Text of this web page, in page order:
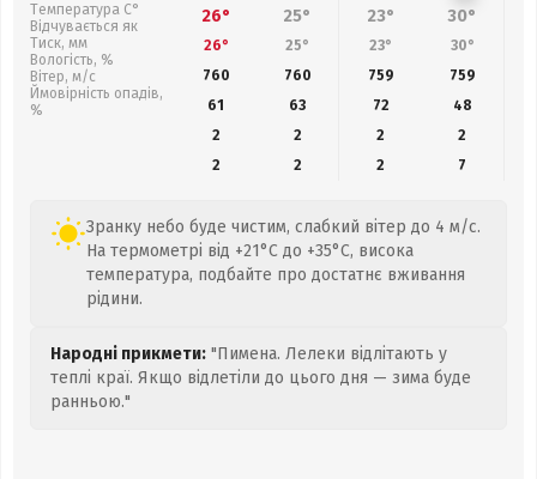
Температура С°
Відчувається як
Тиск, мм
Вологість, %
Вітер, м/с
Ймовірність опадів,
%
26° 25° 23° 30°
26° 25° 23° 30°
760
760 759 759
61
63 72 48
2
2 2
2
2
2 2 7
Зранку небо буде чистим, слабкий вітер до 4 м/с.
На термометрі від +21°C до +35°C, висока
температура, подбайте про достатнє вживання
рідини.
Народні прикмети: "Пимена. Лелеки відлітають у
теплі краї. Якщо відлетіли до цього дня — зима буде
ранньою."